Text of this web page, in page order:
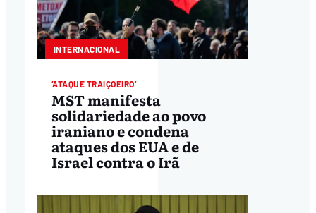
INTERNACIONAL
‘ATAQUE TRAIÇOEIRO’
MST manifesta
solidariedade ao povo
iraniano e condena
ataques dos EUA e de
Israel contra o Irã